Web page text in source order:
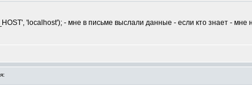
'localhost'); - мне в письме выслали данные - если кто знает - мне